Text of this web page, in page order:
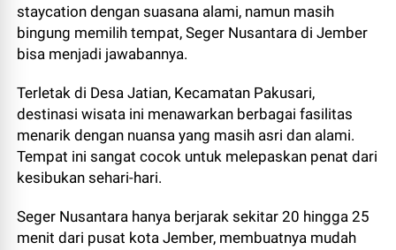
staycation dengan suasana alami, namun masih
bingung memilih tempat, Seger Nusantara di Jember
bisa menjadi jawabannya.
Terletak di Desa Jatian, Kecamatan Pakusari,
destinasi wisata ini menawarkan berbagai fasilitas
menarik dengan nuansa yang masih asri dan alami.
Tempat ini sangat cocok untuk melepaskan penat dari
kesibukan sehari-hari.
Seger Nusantara hanya berjarak sekitar 20 hingga 25
menit dari pusat kota Jember, membuatnya mudah